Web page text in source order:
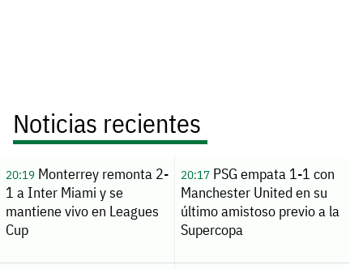
Noticias recientes
20:19Monterrey remonta 2-
1 a Inter Miami y se
mantiene vivo en Leagues
Cup
20:17PSG empata 1-1 con
Manchester United en su
último amistoso previo a la
Supercopa